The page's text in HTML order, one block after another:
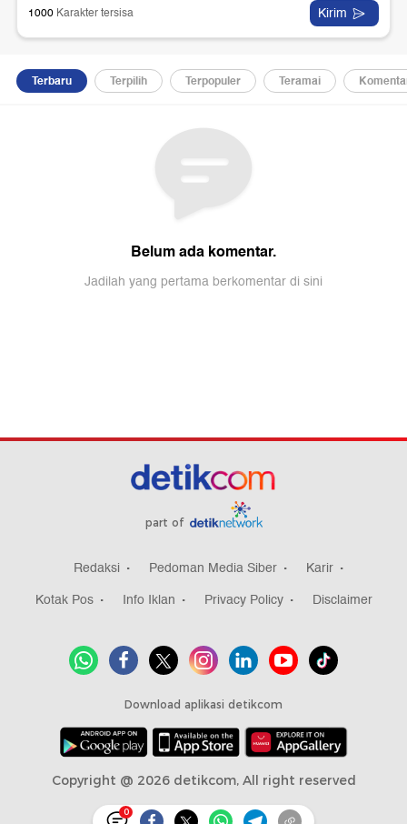
0
part of
Redaksi Pedoman Media Siber
Karir
Kotak Pos
Info Iklan Privacy Policy Disclaimer
Download aplikasi detikcom
Copyright @ 2026 detikcom, All right reserved